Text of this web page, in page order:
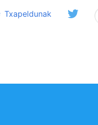
Txapeldunak